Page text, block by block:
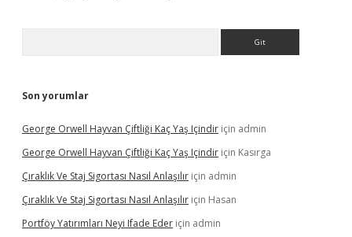
Son yorumlar
George Orwell Hayvan Çiftliği Kaç Yaş Içindir için admin
George Orwell Hayvan Çiftliği Kaç Yaş Içindir için Kasırga
Çıraklık Ve Staj Sigortası Nasıl Anlaşılır için admin
Çıraklık Ve Staj Sigortası Nasıl Anlaşılır için Hasan
Portföy Yatırımları Neyi Ifade Eder için admin